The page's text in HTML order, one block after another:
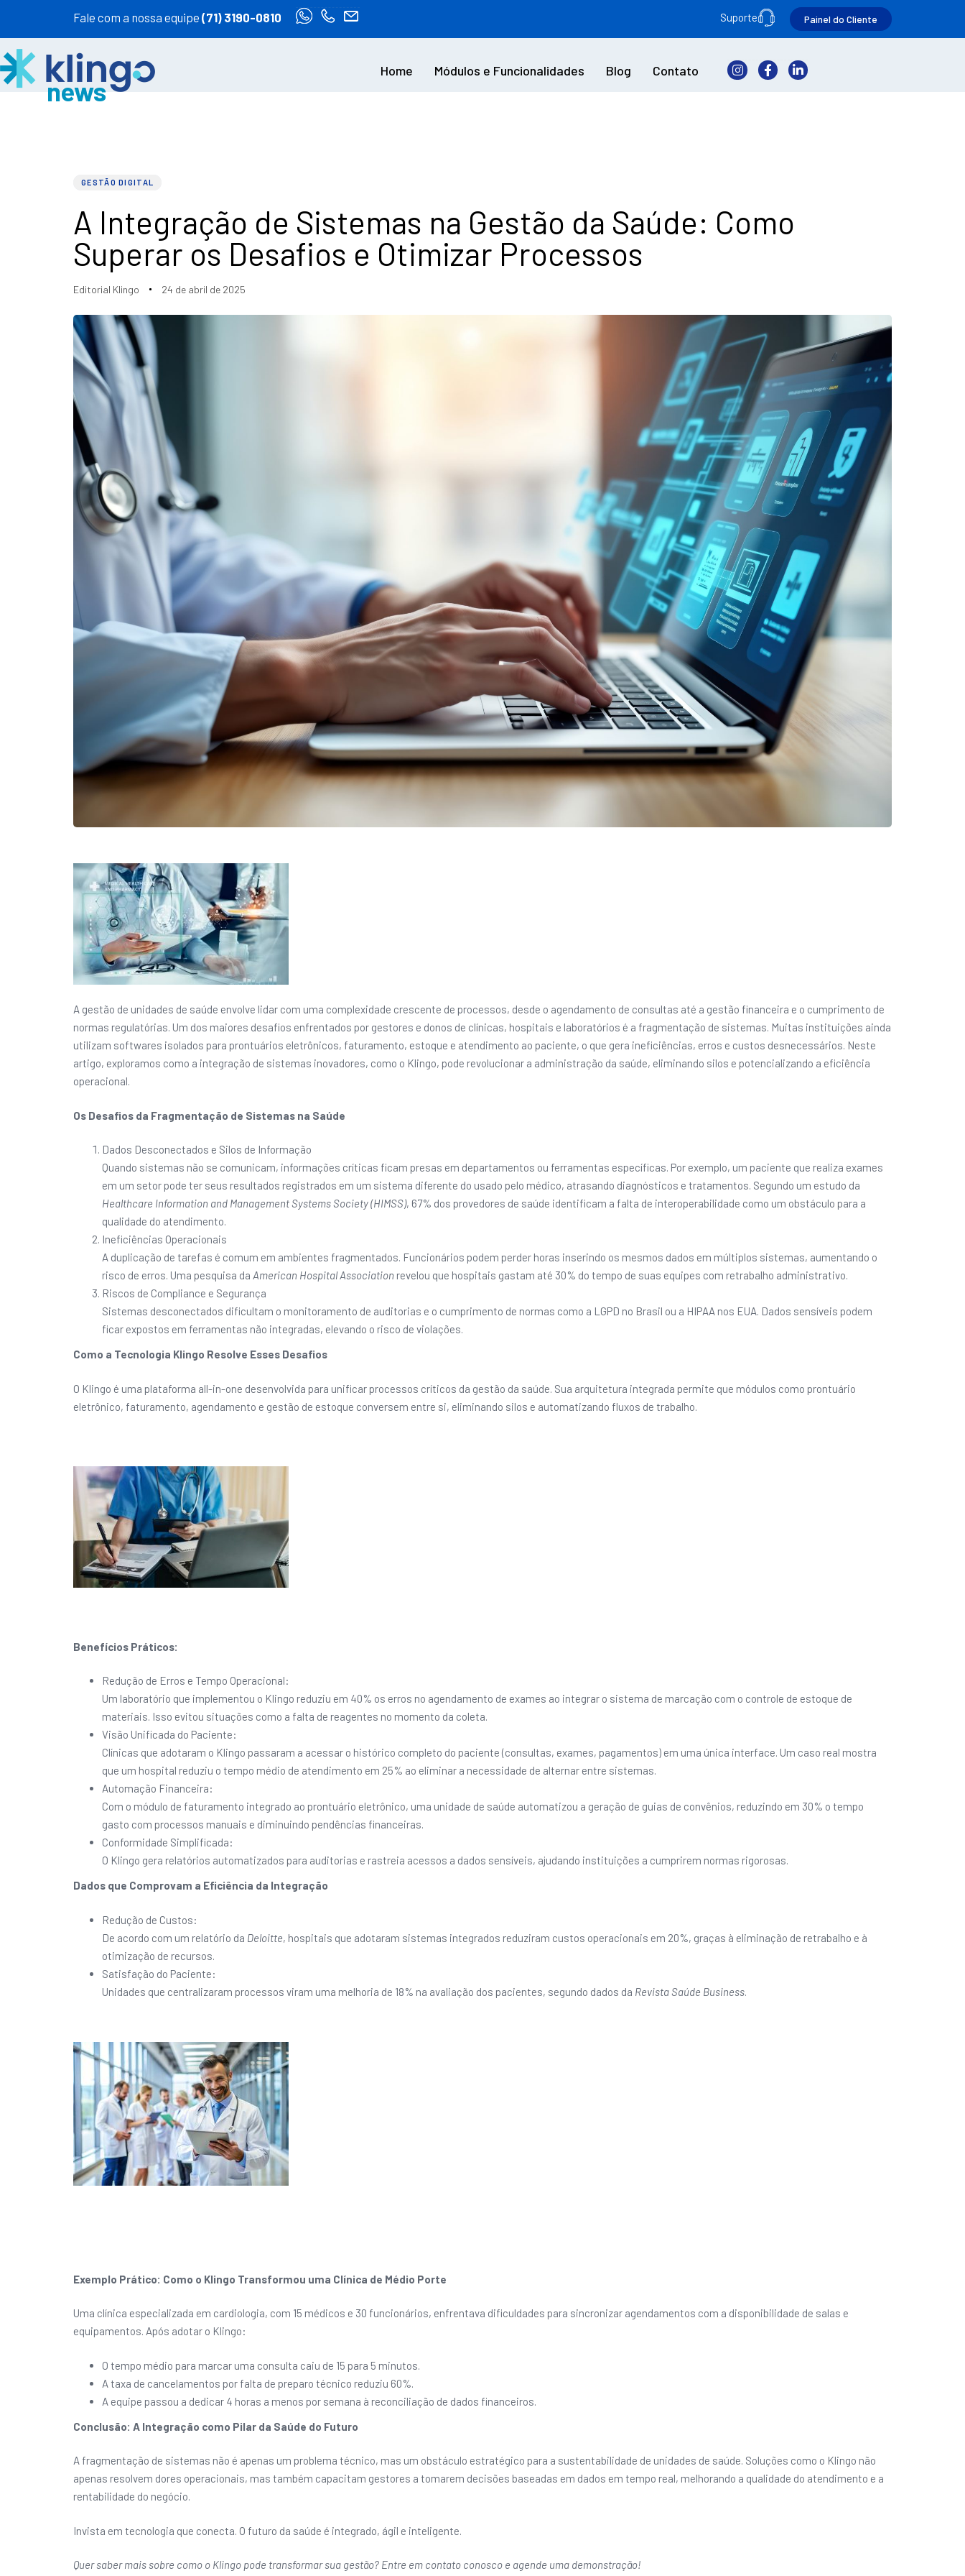
Fale com a nossa equipe (71) 3190-0810 Painel do Cliente
Suporte
Home Módulos e Funcionalidades Blog Contato
GESTÃO DIGITAL
A Integração de Sistemas na Gestão da Saúde: Como
Superar os Desafios e Otimizar Processos
Editorial Klingo 24 de abril de 2025
A gestão de unidades de saúde envolve lidar com uma complexidade crescente de processos, desde o agendamento de consultas até a gestão financeira e o cumprimento de
normas regulatórias. Um dos maiores desafios enfrentados por gestores e donos de clínicas, hospitais e laboratórios é a fragmentação de sistemas. Muitas instituições ainda
utilizam softwares isolados para prontuários eletrônicos, faturamento, estoque e atendimento ao paciente, o que gera ineficiências, erros e custos desnecessários. Neste
artigo, exploramos como a integração de sistemas inovadores, como o Klingo, pode revolucionar a administração da saúde, eliminando silos e potencializando a eficiência
operacional.
Os Desafios da Fragmentação de Sistemas na Saúde
Dados Desconectados e Silos de Informação
Quando sistemas não se comunicam, informações críticas ficam presas em departamentos ou ferramentas específicas. Por exemplo, um paciente que realiza exames
em um setor pode ter seus resultados registrados em um sistema diferente do usado pelo médico, atrasando diagnósticos e tratamentos. Segundo um estudo da
Healthcare Information and Management Systems Society (HIMSS), 67% dos provedores de saúde identificam a falta de interoperabilidade como um obstáculo para a
qualidade do atendimento.
Ineficiências Operacionais
A duplicação de tarefas é comum em ambientes fragmentados. Funcionários podem perder horas inserindo os mesmos dados em múltiplos sistemas, aumentando o
risco de erros. Uma pesquisa da American Hospital Association revelou que hospitais gastam até 30% do tempo de suas equipes com retrabalho administrativo.
Riscos de Compliance e Segurança
Sistemas desconectados dificultam o monitoramento de auditorias e o cumprimento de normas como a LGPD no Brasil ou a HIPAA nos EUA. Dados sensíveis podem
ficar expostos em ferramentas não integradas, elevando o risco de violações.
Como a Tecnologia Klingo Resolve Esses Desafios
O Klingo é uma plataforma all-in-one desenvolvida para unificar processos críticos da gestão da saúde. Sua arquitetura integrada permite que módulos como prontuário
eletrônico, faturamento, agendamento e gestão de estoque conversem entre si, eliminando silos e automatizando fluxos de trabalho.
Benefícios Práticos:
Redução de Erros e Tempo Operacional:
Um laboratório que implementou o Klingo reduziu em 40% os erros no agendamento de exames ao integrar o sistema de marcação com o controle de estoque de
materiais. Isso evitou situações como a falta de reagentes no momento da coleta.
Visão Unificada do Paciente:
Clínicas que adotaram o Klingo passaram a acessar o histórico completo do paciente (consultas, exames, pagamentos) em uma única interface. Um caso real mostra
que um hospital reduziu o tempo médio de atendimento em 25% ao eliminar a necessidade de alternar entre sistemas.
Automação Financeira:
Com o módulo de faturamento integrado ao prontuário eletrônico, uma unidade de saúde automatizou a geração de guias de convênios, reduzindo em 30% o tempo
gasto com processos manuais e diminuindo pendências financeiras.
Conformidade Simplificada:
O Klingo gera relatórios automatizados para auditorias e rastreia acessos a dados sensíveis, ajudando instituições a cumprirem normas rigorosas.
Dados que Comprovam a Eficiência da Integração
Redução de Custos:
De acordo com um relatório da Deloitte, hospitais que adotaram sistemas integrados reduziram custos operacionais em 20%, graças à eliminação de retrabalho e à
otimização de recursos.
Satisfação do Paciente:
Unidades que centralizaram processos viram uma melhoria de 18% na avaliação dos pacientes, segundo dados da Revista Saúde Business.
Exemplo Prático: Como o Klingo Transformou uma Clínica de Médio Porte
Uma clínica especializada em cardiologia, com 15 médicos e 30 funcionários, enfrentava dificuldades para sincronizar agendamentos com a disponibilidade de salas e
equipamentos. Após adotar o Klingo:
O tempo médio para marcar uma consulta caiu de 15 para 5 minutos.
A taxa de cancelamentos por falta de preparo técnico reduziu 60%.
A equipe passou a dedicar 4 horas a menos por semana à reconciliação de dados financeiros.
Conclusão: A Integração como Pilar da Saúde do Futuro
A fragmentação de sistemas não é apenas um problema técnico, mas um obstáculo estratégico para a sustentabilidade de unidades de saúde. Soluções como o Klingo não
apenas resolvem dores operacionais, mas também capacitam gestores a tomarem decisões baseadas em dados em tempo real, melhorando a qualidade do atendimento e a
rentabilidade do negócio.
Invista em tecnologia que conecta. O futuro da saúde é integrado, ágil e inteligente.
Quer saber mais sobre como o Klingo pode transformar sua gestão? Entre em contato conosco e agende uma demonstração!